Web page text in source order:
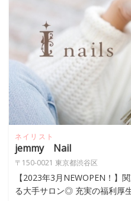
ネイリスト
jemmy Nail
〒150-0021 東京都渋谷区
【2023年3月NEWOPEN！】
る大手サロン◎ 充実の福利厚